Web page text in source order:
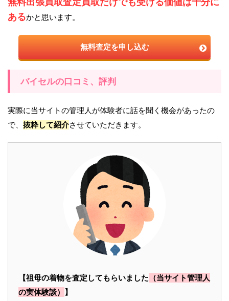
あるかと思います。
無料査定を申し込む
バイセルの口コミ、評判
実際に当サイトの管理人が体験者に話を聞く機会があったの
で、 抜粋して紹介させていただきます。
【祖母の着物を査定してもらいました （当サイト管理人
の実体験談） 】